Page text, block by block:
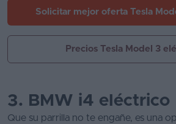
Solicitar mejor oferta Tesla
Precios Tesla Model 3
3. BMW i4 eléctrico
Que su parrilla no te engañe, es una